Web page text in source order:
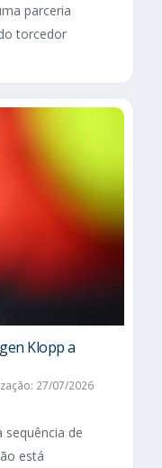
parceria
torcedor
Klopp a
27/07/2026
de
está